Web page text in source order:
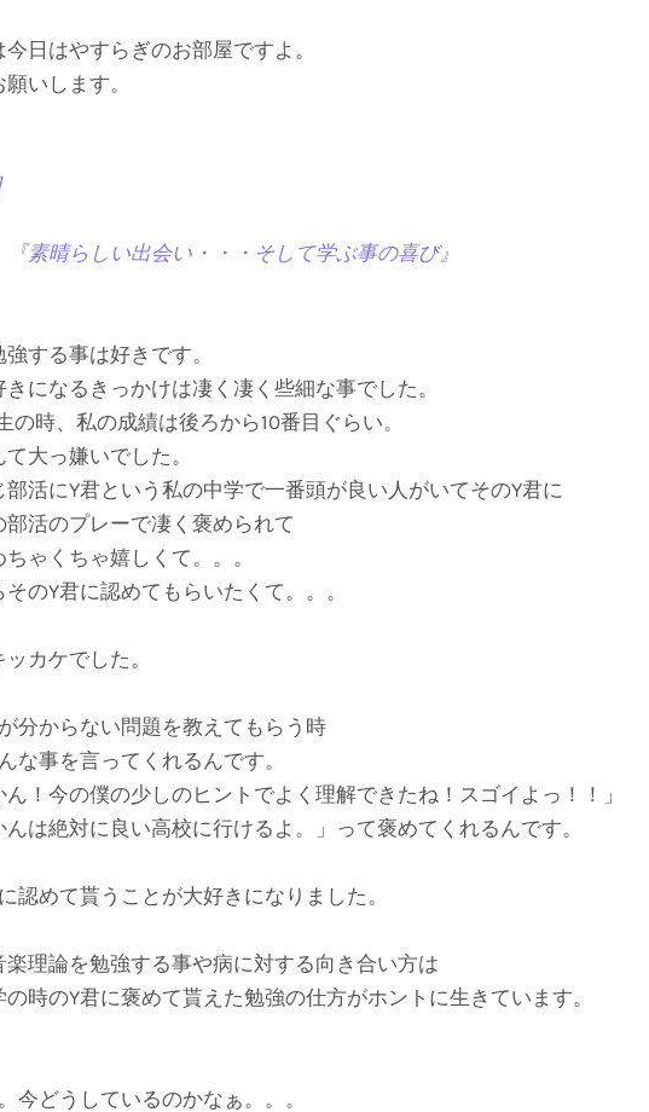
今日はやすらぎのお部屋ですよ。
いします。
らしい出会い・・・そして学ぶ事の喜び』
する事は好きです。
になるきっかけは凄く凄く些細な事でした。
の時、私の成績は後ろから10番目ぐらい。
大っ嫌いでした。
部活にY君という私の中学で一番頭が良い人がいてそのY君に
部活のプレーで凄く褒められて
ゃくちゃ嬉しくて。。。
のY君に認めてもらいたくて。。。
カケでした。
分からない問題を教えてもらう時
な事を言ってくれるんです。
ん！今の僕の少しのヒントでよく理解できたね！スゴイよっ！！」
んは絶対に良い高校に行けるよ。」って褒めてくれるんです。
認めて貰うことが大好きになりました。
楽理論を勉強する事や病に対する向き合い方は
の時のY君に褒めて貰えた勉強の仕方がホントに生きています。
今どうしているのかなぁ。。。